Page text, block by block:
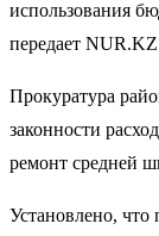
использования
передает
Прокуратура
законности
ремонт средней
Установлено, что